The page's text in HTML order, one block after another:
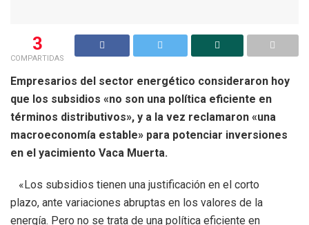
3
COMPARTIDAS
Empresarios del sector energético consideraron hoy
que los subsidios «no son una política eficiente en
términos distributivos», y a la vez reclamaron «una
macroeconomía estable» para potenciar inversiones
en el yacimiento Vaca Muerta.
«Los subsidios tienen una justificación en el corto
plazo, ante variaciones abruptas en los valores de la
energía. Pero no se trata de una política eficiente en